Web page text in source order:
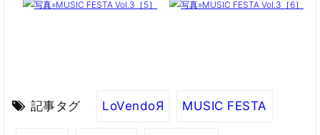
記事タグ LoVendoЯ MUSIC FESTA